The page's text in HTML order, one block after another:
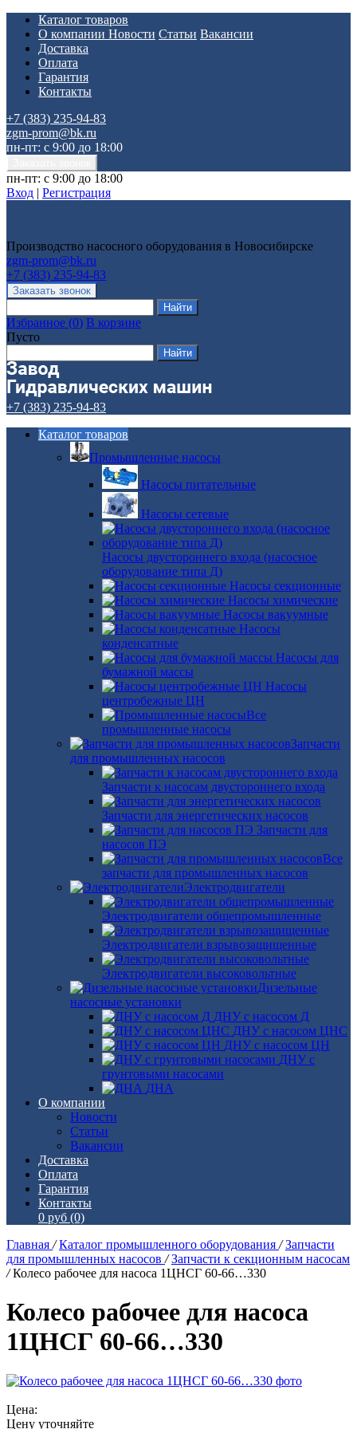
Каталог товаров
О компании Новости Статьи Вакансии
Доставка
Оплата
Гарантия
Контакты
+7 (383) 235-94-83
zgm-prom@bk.ru
пн-пт: с 9:00 до 18:00
пн-пт: с 9:00 до 18:00
Вход | Регистрация
Производство насосного оборудования в Новосибирске
zgm-prom@bk.ru
+7 (383) 235-94-83
Избранное (0) В корзине
Пусто
+7 (383) 235-94-83
Каталог товаров
Промышленные насосы
Насосы питательные
Насосы сетевые
Насосы двустороннего входа (насосное
оборудование типа Д)
Насосы секционные
Насосы химические
Насосы вакуумные
Насосы
конденсатные
Насосы для
бумажной массы
Насосы
центробежные ЦН
Все
промышленные насосы
Запчасти
для промышленных насосов
Запчасти к насосам двустороннего входа
Запчасти для энергетических насосов
Запчасти для
насосов ПЭ
Все
запчасти для промышленных насосов
Электродвигатели
Электродвигатели общепромышленные
Электродвигатели взрывозащищенные
Электродвигатели высоковольтные
Дизельные
насосные установки
ДНУ с насосом Д
ДНУ с насосом ЦНС
ДНУ с насосом ЦН
ДНУ с
грунтовыми насосами
ДНА
О компании
Новости
Статьи
Вакансии
Доставка
Оплата
Гарантия
Контакты
0 руб (0)
Главная / Каталог промышленного оборудования / Запчасти
для промышленных насосов / Запчасти к секционным насосам
/ Колесо рабочее для насоса 1ЦНСГ 60-66…330
Колесо рабочее для насоса
1ЦНСГ 60-66…330
Цена:
Цену уточняйте